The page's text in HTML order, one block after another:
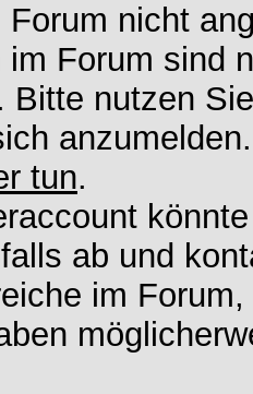
nicht
im Forum sind
Bitte nutzen
tun.
ab und
im